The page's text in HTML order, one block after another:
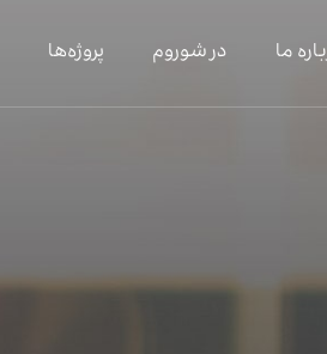
ما در شوروم پروژه‌ها